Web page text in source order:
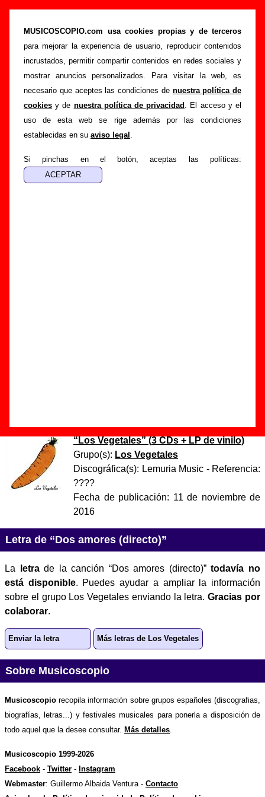
MUSICOSCOPIO.com usa cookies propias y de terceros
para mejorar la experiencia de usuario, reproducir contenidos
incrustados, permitir compartir contenidos en redes sociales y
mostrar anuncios personalizados. Para visitar la web, es
necesario que aceptes las condiciones de nuestra política de
cookies y de nuestra política de privacidad . El acceso y el
uso de esta web se rige además por las condiciones
establecidas en su aviso legal .
Si pinchas en el botón, aceptas las políticas:
“Dos amores (directo)”, canción de Los
Vegetales (Letra e información)
Portada >Los Vegetales >Canciones >Dos amores (directo)
Esta página pretende recopilar todo tipo de información
sobre lacanción "Dos amores (directo)" interpretada por
Los Vegetales . Además de su letra, también aparecerá
información sobre el autor o los autores, sobre los discos en
los que está incluido este tema, sobre la grabación del
encuentras errores o tienes información adicional, puedes
ayudar a
completar esta información
“ Los Vegetales” (3 CDs + LP de vinilo)
Grupo(s): Los Vegetales
Discográfica(s): Lemuria Music - Referencia:
????
Fecha de publicación: 11 de noviembre de
2016
Letra de “Dos amores (directo)”
La letrade la canción “Dos amores (directo)”todavía no
está disponible. Puedes ayudar a ampliar la información
sobre el grupo Los Vegetales enviando la letra.Gracias por
colaborar.
Enviar la letra Más letras de Los Vegetales
Sobre Musicoscopio
Musicoscopio recopila información sobre grupos españoles (discografias,
biografías, letras...) y festivales musicales para ponerla a disposición de
todo aquel que la desee consultar. Más detalles
Musicoscopio 1999-2026
Facebook - Twitter - Instagram
Webmaster: Guillermo Albaida Ventura - Contacto